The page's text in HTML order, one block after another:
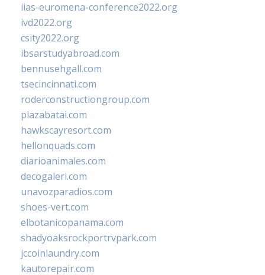
iias-euromena-conference2022.org
ivd2022.org
csity2022.org
ibsarstudyabroad.com
bennusehgall.com
tsecincinnati.com
roderconstructiongroup.com
plazabatai.com
hawkscayresort.com
hellonquads.com
diarioanimales.com
decogaleri.com
unavozparadios.com
shoes-vert.com
elbotanicopanama.com
shadyoaksrockportrvpark.com
jccoinlaundry.com
kautorepair.com